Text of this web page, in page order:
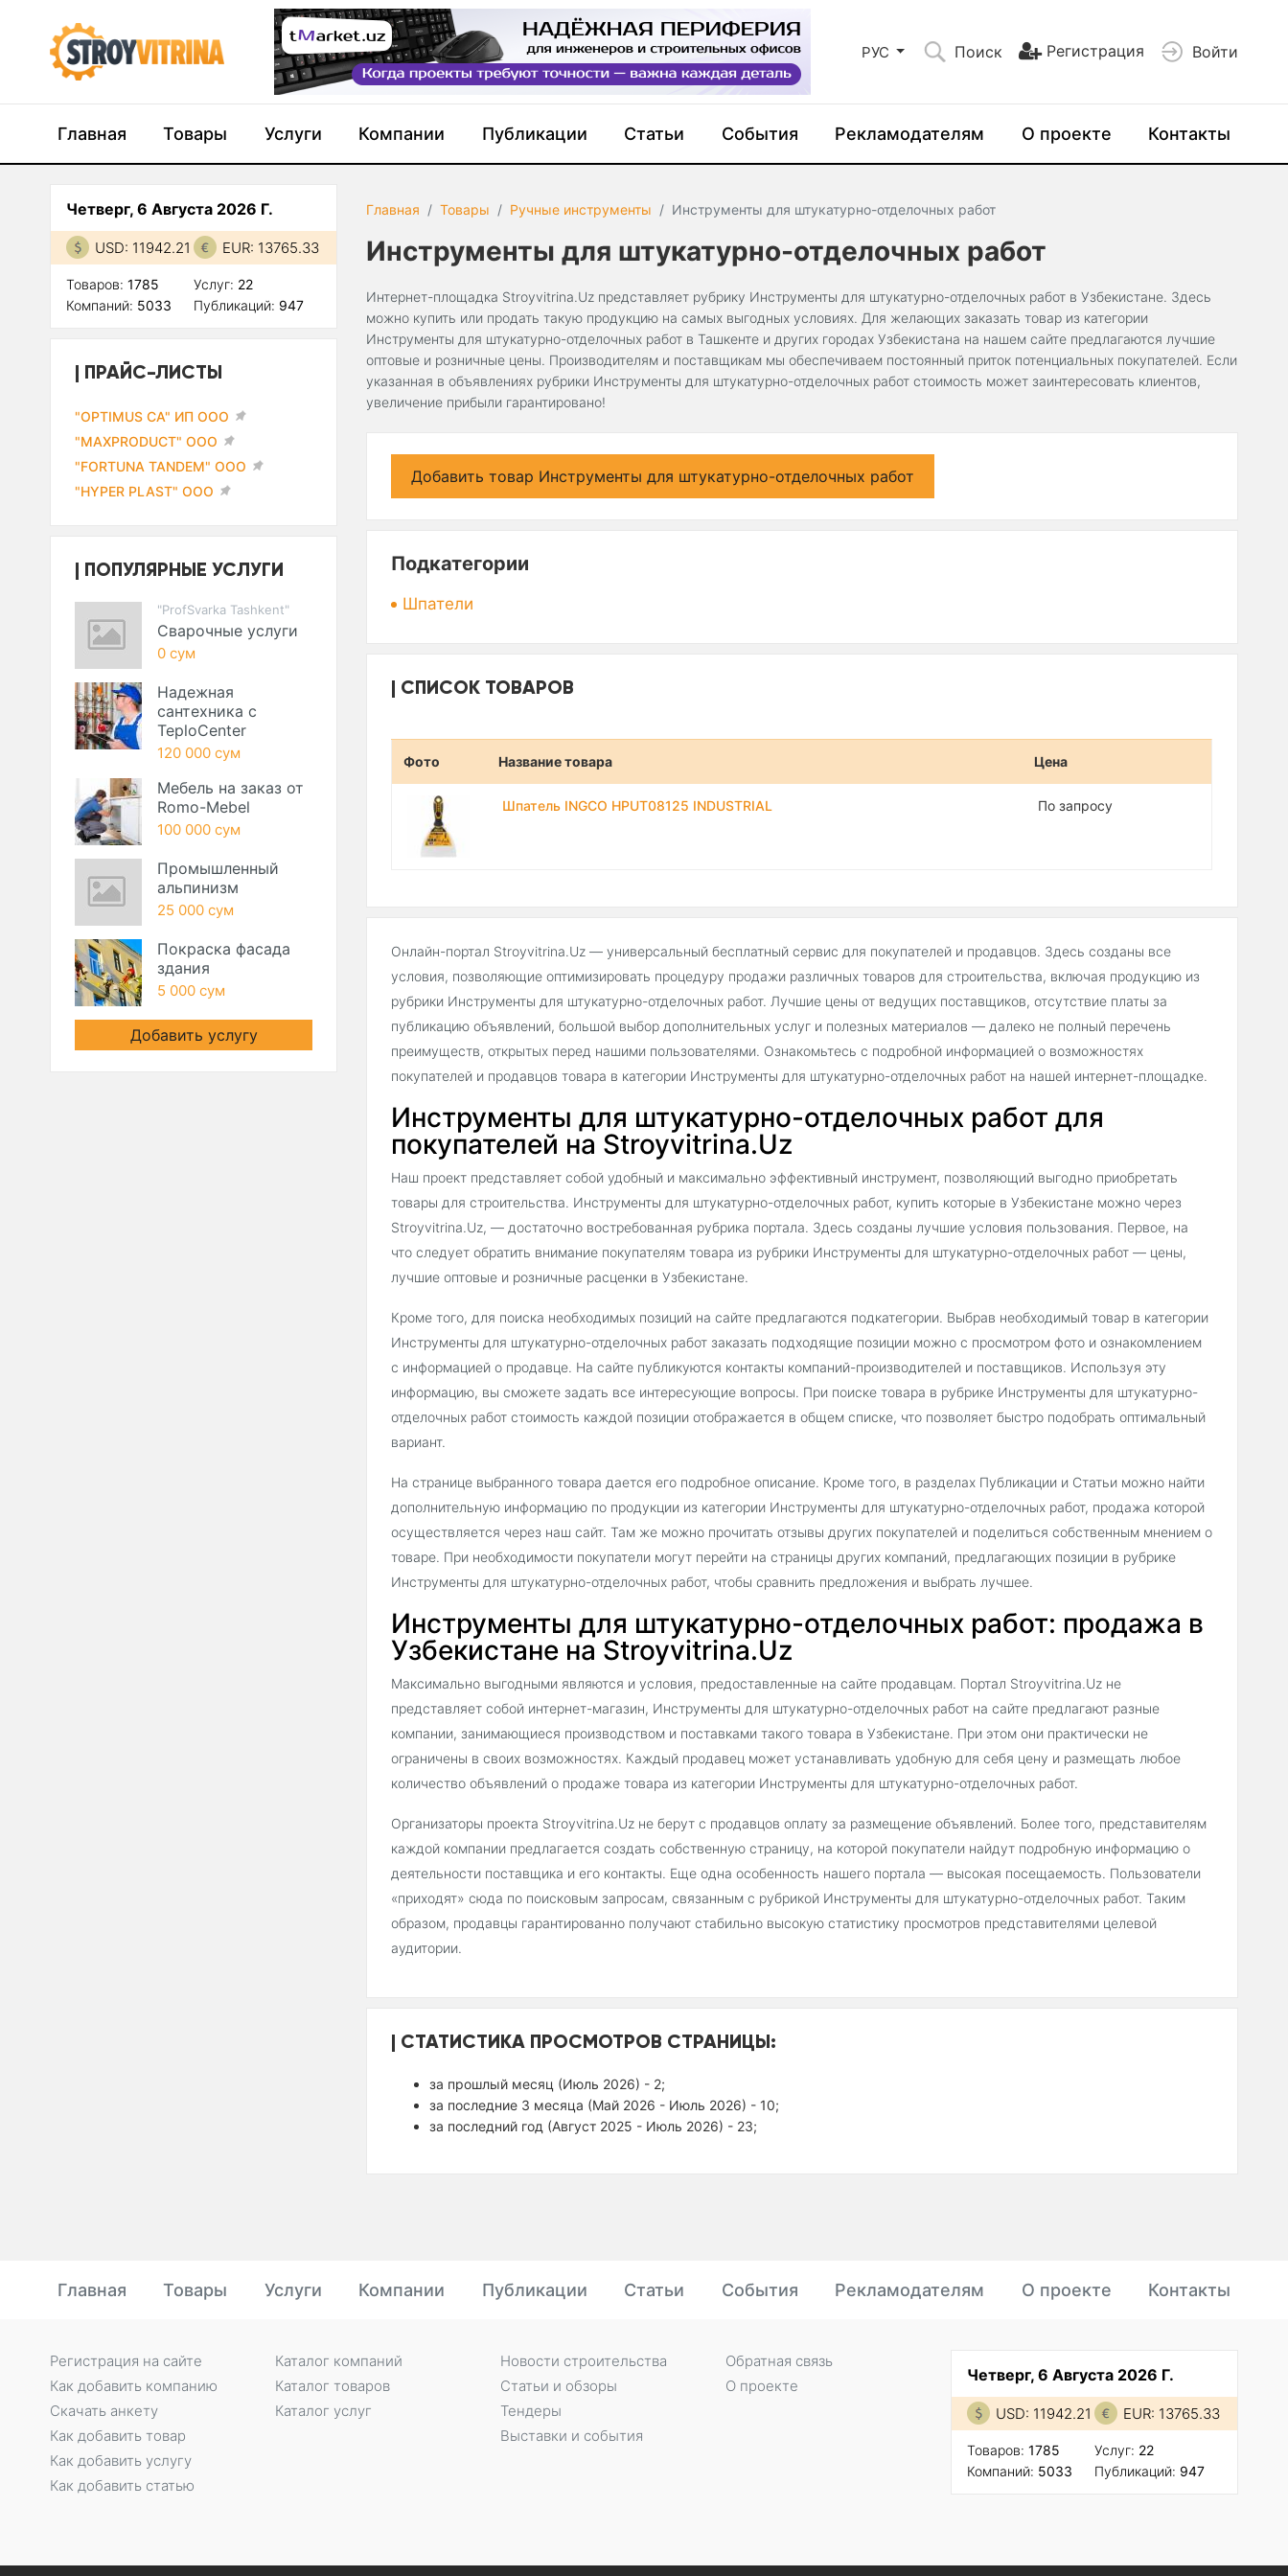
РУС Поиск Регистрация Войти
Главная Товары Услуги Компании Публикации Статьи События Рекламодателям О проекте Контакты
Главная Товары Ручные инструменты Инструменты для штукатурно-отделочных работ
Инструменты для штукатурно-отделочных работ
Интернет-площадка Stroyvitrina.Uz представляет рубрику Инструменты для штукатурно-отделочных работ в Узбекистане. Здесь
можно купить или продать такую продукцию на самых выгодных условиях. Для желающих заказать товар из категории
Инструменты для штукатурно-отделочных работ в Ташкенте и других городах Узбекистана на нашем сайте предлагаются лучшие
оптовые и розничные цены. Производителям и поставщикам мы обеспечиваем постоянный приток потенциальных покупателей. Если
указанная в объявлениях рубрики Инструменты для штукатурно-отделочных работ стоимость может заинтересовать клиентов,
увеличение прибыли гарантировано!
Добавить товар Инструменты для штукатурно-отделочных работ
Подкатегории
Шпатели
СПИСОК ТОВАРОВ
Фото Название товара Цена
Шпатель INGCO HPUT08125 INDUSTRIAL По запросу
Онлайн-портал Stroyvitrina.Uz — универсальный бесплатный сервис для покупателей и продавцов. Здесь созданы все
условия, позволяющие оптимизировать процедуру продажи различных товаров для строительства, включая продукцию из
рубрики Инструменты для штукатурно-отделочных работ. Лучшие цены от ведущих поставщиков, отсутствие платы за
публикацию объявлений, большой выбор дополнительных услуг и полезных материалов — далеко не полный перечень
преимуществ, открытых перед нашими пользователями. Ознакомьтесь с подробной информацией о возможностях
покупателей и продавцов товара в категории Инструменты для штукатурно-отделочных работ на нашей интернет-площадке.
Инструменты для штукатурно-отделочных работ для
покупателей на Stroyvitrina.Uz
Наш проект представляет собой удобный и максимально эффективный инструмент, позволяющий выгодно приобретать
товары для строительства. Инструменты для штукатурно-отделочных работ, купить которые в Узбекистане можно через
Stroyvitrina.Uz, — достаточно востребованная рубрика портала. Здесь созданы лучшие условия пользования. Первое, на
что следует обратить внимание покупателям товара из рубрики Инструменты для штукатурно-отделочных работ — цены,
лучшие оптовые и розничные расценки в Узбекистане.
Кроме того, для поиска необходимых позиций на сайте предлагаются подкатегории. Выбрав необходимый товар в категории
Инструменты для штукатурно-отделочных работ заказать подходящие позиции можно с просмотром фото и ознакомлением
с информацией о продавце. На сайте публикуются контакты компаний-производителей и поставщиков. Используя эту
информацию, вы сможете задать все интересующие вопросы. При поиске товара в рубрике Инструменты для штукатурно-
отделочных работ стоимость каждой позиции отображается в общем списке, что позволяет быстро подобрать оптимальный
вариант.
На странице выбранного товара дается его подробное описание. Кроме того, в разделах Публикации и Статьи можно найти
дополнительную информацию по продукции из категории Инструменты для штукатурно-отделочных работ, продажа которой
осуществляется через наш сайт. Там же можно прочитать отзывы других покупателей и поделиться собственным мнением о
товаре. При необходимости покупатели могут перейти на страницы других компаний, предлагающих позиции в рубрике
Инструменты для штукатурно-отделочных работ, чтобы сравнить предложения и выбрать лучшее.
Инструменты для штукатурно-отделочных работ: продажа в
Узбекистане на Stroyvitrina.Uz
Максимально выгодными являются и условия, предоставленные на сайте продавцам. Портал Stroyvitrina.Uz не
представляет собой интернет-магазин, Инструменты для штукатурно-отделочных работ на сайте предлагают разные
компании, занимающиеся производством и поставками такого товара в Узбекистане. При этом они практически не
ограничены в своих возможностях. Каждый продавец может устанавливать удобную для себя цену и размещать любое
количество объявлений о продаже товара из категории Инструменты для штукатурно-отделочных работ.
Организаторы проекта Stroyvitrina.Uz не берут с продавцов оплату за размещение объявлений. Более того, представителям
каждой компании предлагается создать собственную страницу, на которой покупатели найдут подробную информацию о
деятельности поставщика и его контакты. Еще одна особенность нашего портала — высокая посещаемость. Пользователи
«приходят» сюда по поисковым запросам, связанным с рубрикой Инструменты для штукатурно-отделочных работ. Таким
образом, продавцы гарантированно получают стабильно высокую статистику просмотров представителями целевой
аудитории.
СТАТИСТИКА ПРОСМОТРОВ СТРАНИЦЫ:
за прошлый месяц (Июль 2026) - 2;
за последние 3 месяца (Май 2026 - Июль 2026) - 10;
за последний год (Август 2025 - Июль 2026) - 23;
Четверг, 6 Августа 2026 Г.
USD: 11942.21 EUR: 13765.33
Товаров: 1785
Компаний: 5033
Услуг: 22
Публикаций: 947
ПРАЙС-ЛИСТЫ
"OPTIMUS CA" ИП ООО
"MAXPRODUCT" ООО
"FORTUNA TANDEM" ООО
"HYPER PLAST" ООО
ПОПУЛЯРНЫЕ УСЛУГИ
"ProfSvarka Tashkent"
Сварочные услуги
0 сум
Надежная
сантехника с
TeploCenter
120 000 сум
Мебель на заказ от
Romo-Mebel
100 000 сум
Промышленный
альпинизм
25 000 сум
Покраска фасада
здания
5 000 сум
Добавить услугу
Главная Товары Услуги Компании Публикации Статьи События Рекламодателям О проекте Контакты
Четверг, 6 Августа 2026 Г.
USD: 11942.21 EUR: 13765.33
Товаров: 1785
Компаний: 5033
Услуг: 22
Публикаций: 947
Регистрация на сайте
Как добавить компанию
Скачать анкету
Как добавить товар
Как добавить услугу
Как добавить статью
Каталог компаний
Каталог товаров
Каталог услуг
Новости строительства
Статьи и обзоры
Тендеры
Выставки и события
Обратная связь
О проекте